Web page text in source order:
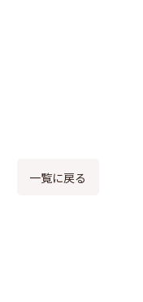
一覧に戻る